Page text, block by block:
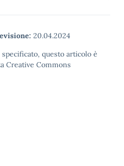
20.04.2024
questo articolo è
Creative Commons